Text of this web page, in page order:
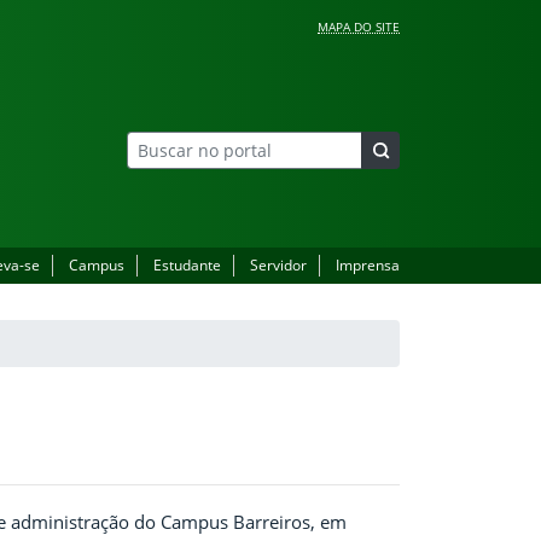
MAPA DO SITE
se Campus Estudante Servidor Imprensa
administração do Campus Barreiros, em